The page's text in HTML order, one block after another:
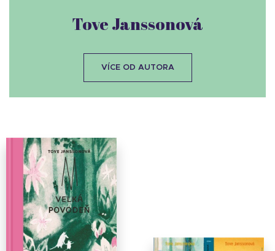
Tove Janssonová
VÍCE OD AUTORA